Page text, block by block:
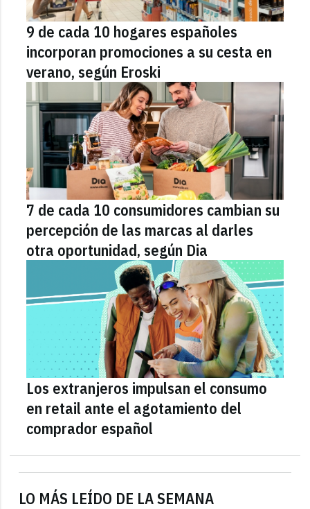
LO MÁS LEÍDO DE LA SEMANA
9 de cada 10 hogares españoles
incorporan promociones a su cesta en
verano, según Eroski
7 de cada 10 consumidores cambian su
percepción de las marcas al darles
otra oportunidad, según Dia
Los extranjeros impulsan el consumo
en retail ante el agotamiento del
comprador español